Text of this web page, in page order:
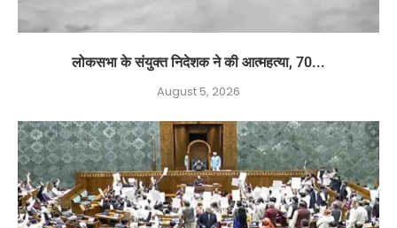
लोकसभा के संयुक्त निदेशक ने की आत्महत्या, 70...
August 5, 2026